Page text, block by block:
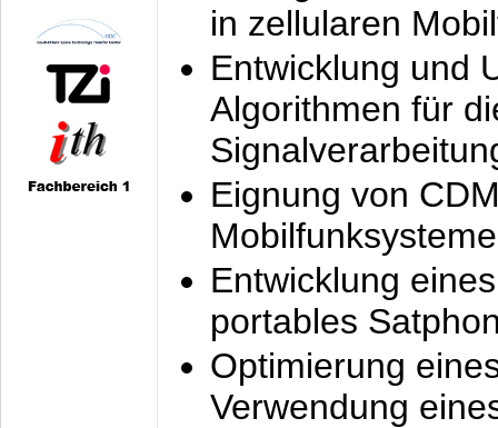
in zellularen
Entwicklung und
Algorithmen für
Eignung von
Mobilfunksysteme
Entwicklung
portables
Optimierung
Verwendung